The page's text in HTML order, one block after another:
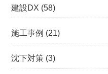
建設DX (58)
施工事例 (21)
沈下対策 (3)